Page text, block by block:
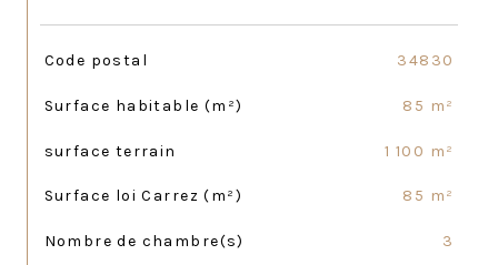
TRAD_SIROCCO_Caracteristique
Code postal 34830
Surface habitable (m²) 85 m²
surface terrain 1 100 m²
Surface loi Carrez (m²) 85 m²
Nombre de chambre(s) 3